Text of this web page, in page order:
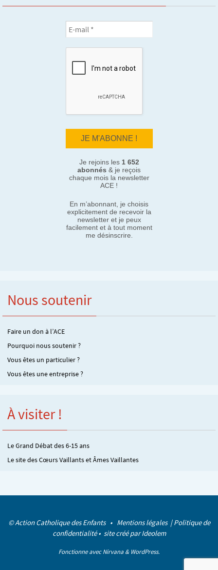
Je rejoins les 1 652
abonnés & je reçois
chaque mois la newsletter
ACE !
En m’abonnant, je choisis
explicitement de recevoir la
newsletter et je peux
facilement et à tout moment
me désinscrire.
Nous soutenir
Faire un don à l’ACE
Pourquoi nous soutenir ?
Vous êtes un particulier ?
Vous êtes une entreprise ?
À visiter !
Le Grand Débat des 6-15 ans
Le site des Cœurs Vaillants et Âmes Vaillantes
© Action Catholique des Enfants • Mentions légales |Politique de
confidentialité• site créé parIdeolem
Fonctionne avecNirvana & WordPress.